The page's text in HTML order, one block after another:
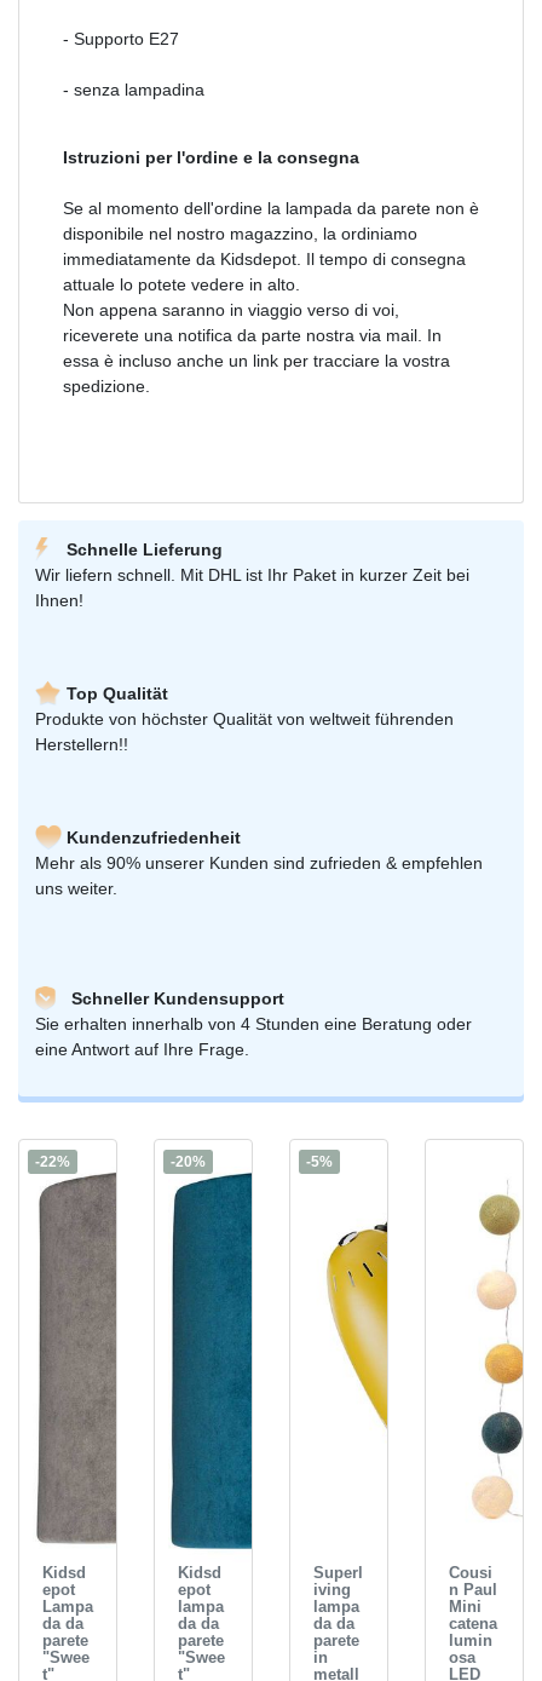
- Supporto E27
- senza lampadina
Istruzioni per l'ordine e la consegna
Se al momento dell'ordine la lampada da parete non è
disponibile nel nostro magazzino, la ordiniamo
immediatamente da Kidsdepot. Il tempo di consegna
attuale lo potete vedere in alto.
Non appena saranno in viaggio verso di voi,
riceverete una notifica da parte nostra via mail. In
essa è incluso anche un link per tracciare la vostra
spedizione.
Schnelle Lieferung
Wir liefern schnell. Mit DHL ist Ihr Paket in kurzer Zeit bei
Ihnen!
Top Qualität
Produkte von höchster Qualität von weltweit führenden
Herstellern!!
Kundenzufriedenheit
Mehr als 90% unserer Kunden sind zufrieden & empfehlen
uns weiter.
Schneller Kundensupport
Sie erhalten innerhalb von 4 Stunden eine Beratung oder
eine Antwort auf Ihre Frage.
-22%
Kidsd
epot
Lampa
da da
parete
"Swee
t"
-20%
Kidsd
epot
lampa
da da
parete
"Swee
t"
-5%
Superl
iving
lampa
da da
parete
in
metall
Cousi
n Paul
Mini
catena
lumin
osa
LED